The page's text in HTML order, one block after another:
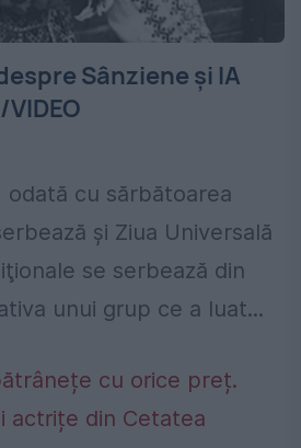
Sânziene şi IA
odată cu sărbătoarea
şi Ziua Universală
se serbează din
unui grup ce a luat...